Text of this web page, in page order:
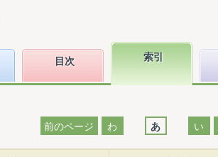
目次 索引
前のページ わ あ い